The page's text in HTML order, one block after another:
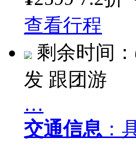
查看行程
剩余时间：
发 跟团游
…
交通信息 ：